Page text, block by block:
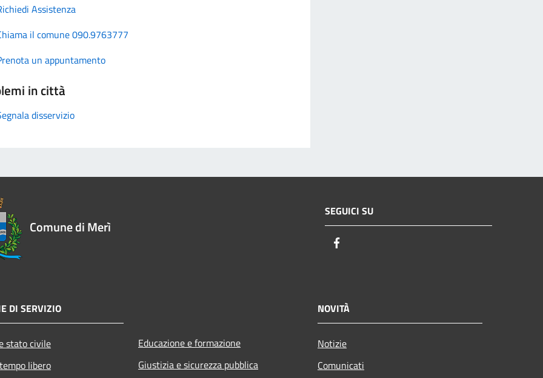
Assistenza
il comune 090.9763777
un appuntamento
in città
disservizio
Comune di Merì
SEGUICI SU
DI SERVIZIO
stato civile
libero
Educazione e formazione
Giustizia e sicurezza pubblica
NOVITÀ
Notizie
Comunicati